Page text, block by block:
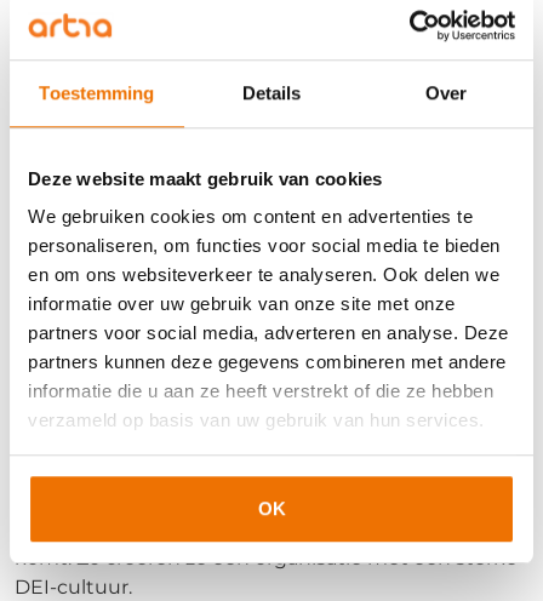
Toestemming Details Over
Deze website maakt gebruik van cookies
We gebruiken cookies om content en advertenties te
personaliseren, om functies voor social media te bieden
en om ons websiteverkeer te analyseren. Ook delen we
informatie over uw gebruik van onze site met onze
partners voor social media, adverteren en analyse. Deze
partners kunnen deze gegevens combineren met andere
informatie die u aan ze heeft verstrekt of die ze hebben
verzameld op basis van uw gebruik van hun services.
OK
wervingskansen. Zo bevordert de SER ook inclusie
een eerder artikel over
het stimuleren van
inspirerend leiderschap
zorg voor draagvlak en de juiste processen, 2. creëer
ruimte voor wederzijdse ontwikkeling en 3. vraag
naar ervaringen van medewerkers. Kijk naar de
huidige manier van leidinggeven en wat kan daarin
beter?
De toekomst van inclusiviteit
De leiders van de toekomst focussen niet alleen op
prestaties, maar ook op het welzijn van alle
werkvloer. Door diversiteit en inclusie te omarmen,
bouwen ze aan een cultuur die creativiteit
komt. Zo creëren ze een organisatie met een sterke
DEI-cultuur.